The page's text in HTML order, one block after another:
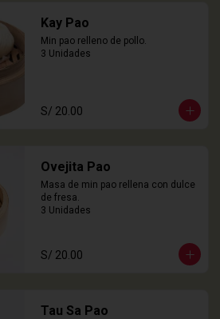
Kay Pao
Min pao relleno de pollo.
3 Unidades
S/ 20.00
Ovejita Pao
Masa de min pao rellena con dulce
de fresa.
3 Unidades
S/ 20.00
Tau Sa Pao